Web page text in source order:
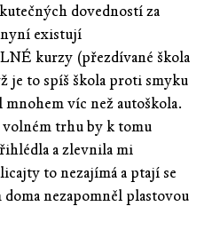
dovedností za
existují
kurzy (přezdívané škola
je to spíš škola proti smyku
mnohem víc než autoškola.
volném trhu by k tomu
a zlevnila mi
to nezajímá a ptají se
doma nezapomněl plastovou